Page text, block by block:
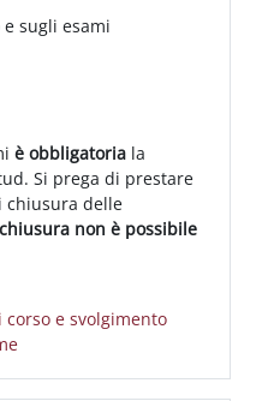
sugli esami
è obbligatoria la
Si prega di prestare
chiusura delle
non è possibile
e svolgimento